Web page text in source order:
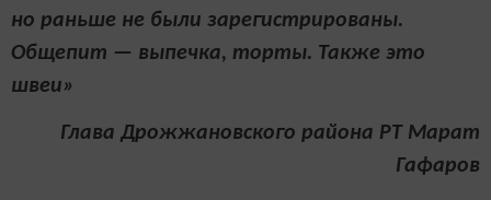
но раньше не были зарегистрированы.
Общепит — выпечка, торты. Также это
швеи»
Глава Дрожжановского района РТ Марат
Гафаров